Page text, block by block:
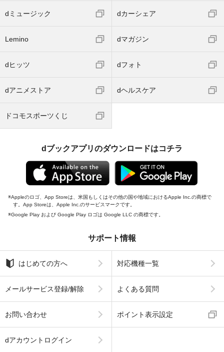
dミュージック dカーシェア
Lemino dマガジン
dヒッツ dフォト
dアニメストア dヘルスケア
ドコモスポーツくじ
dブックアプリのダウンロードはコチラ
Appleのロゴ、App Storeは、米国もしくはその他の国や地域におけるApple Inc.の商標で
す。App Storeは、Apple Inc.のサービスマークです。
Google Play および Google Play ロゴは Google LLC の商標です。
サポート情報
はじめての方へ 対応機種一覧
メールサービス登録/解除 よくある質問
お問い合わせ ポイント表示設定
dアカウントログイン